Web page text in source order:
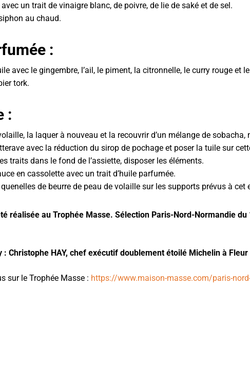
un trait de vinaigre blanc, de poivre, de lie de saké et de sel.
au chaud.
:
avec le gingembre, l’ail, le piment, la citronnelle, le curry rouge
tork.
:
la laquer à nouveau et la recouvrir d’un mélange de sobacha,
avec la réduction du sirop de pochage et poser la tuile sur
traits dans le fond de l’assiette, disposer les éléments.
en cassolette avec un trait d’huile parfumée.
de beurre de peau de volaille sur les supports prévus à cet
réalisée au Trophée Masse. Sélection Paris-Nord-Normandie
: Christophe HAY, chef exécutif doublement étoilé Michelin à
sur le Trophée Masse : https://www.maison-masse.com/paris-